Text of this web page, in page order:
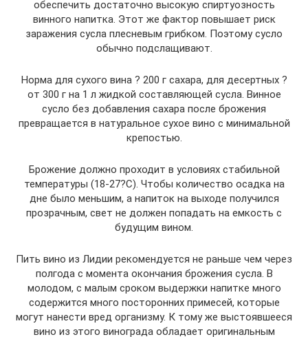
обеспечить достаточно высокую спиртуозность
винного напитка. Этот же фактор повышает риск
заражения сусла плесневым грибком. Поэтому сусло
обычно подслащивают.
Норма для сухого вина ? 200 г сахара, для десертных ?
от 300 г на 1 л жидкой составляющей сусла. Винное
сусло без добавления сахара после брожения
превращается в натуральное сухое вино с минимальной
крепостью.
Брожение должно проходит в условиях стабильной
температуры (18-27?С). Чтобы количество осадка на
дне было меньшим, а напиток на выходе получился
прозрачным, свет не должен попадать на емкость с
будущим вином.
Пить вино из Лидии рекомендуется не раньше чем через
полгода с момента окончания брожения сусла. В
молодом, с малым сроком выдержки напитке много
содержится много посторонних примесей, которые
могут нанести вред организму. К тому же выстоявшееся
вино из этого винограда обладает оригинальным